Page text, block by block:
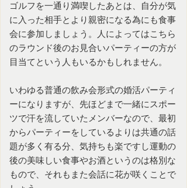
ゴルフを一通り満喫したあとは、自分が気
に入った相手とより親密になる為にも食事
会に参加しましょう。人によってはこちら
のラウンド後のお見合いパーティーの方が
目当てという人もいるかもしれません。
いわゆる普通の飲み会形式の婚活パーティ
ーになりますが、先ほどまで一緒にスポー
ツで汗を流していたメンバーなので、最初
からパーティーをしているよりは共通の話
題が多く有る分、気持ちも楽ですし運動の
後の美味しい食事やお酒というのは格別な
もので、それもまた会話に花が咲くことで